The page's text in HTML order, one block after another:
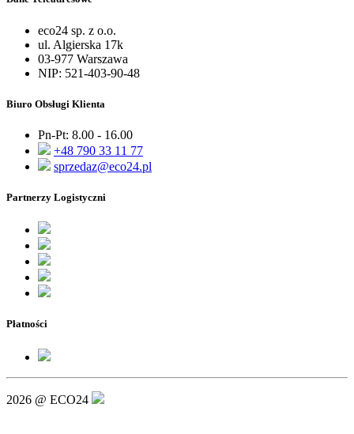
eco24 sp. z o.o.
ul. Algierska 17k
03-977 Warszawa
NIP: 521-403-90-48
Biuro Obsługi Klienta
Pn-Pt: 8.00 - 16.00
+48 790 33 11 77
sprzedaz@eco24.pl
Partnerzy Logistyczni
Płatności
2026 @ ECO24